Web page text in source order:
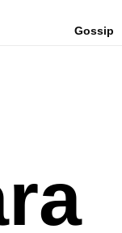
Gossip